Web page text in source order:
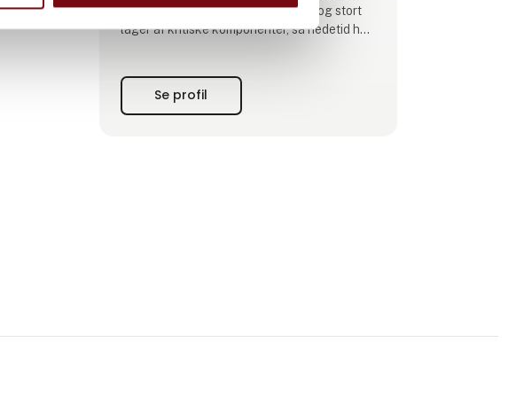
døgnvagt, proaktive serviceaftaler og stort
lager af kritiske komponenter, så nedetid hos
Se profil